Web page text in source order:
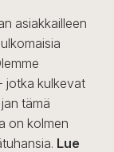
asiakkailleen
jotka kulkevat
tämä
on kolmen
Lue